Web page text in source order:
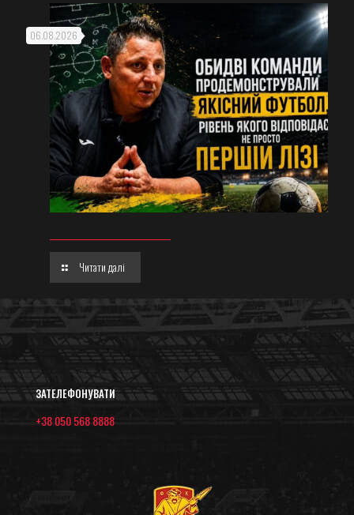
06.08.2026
Читати далі
ЗАТЕЛЕФОНУВАТИ
+38 050 568 8888